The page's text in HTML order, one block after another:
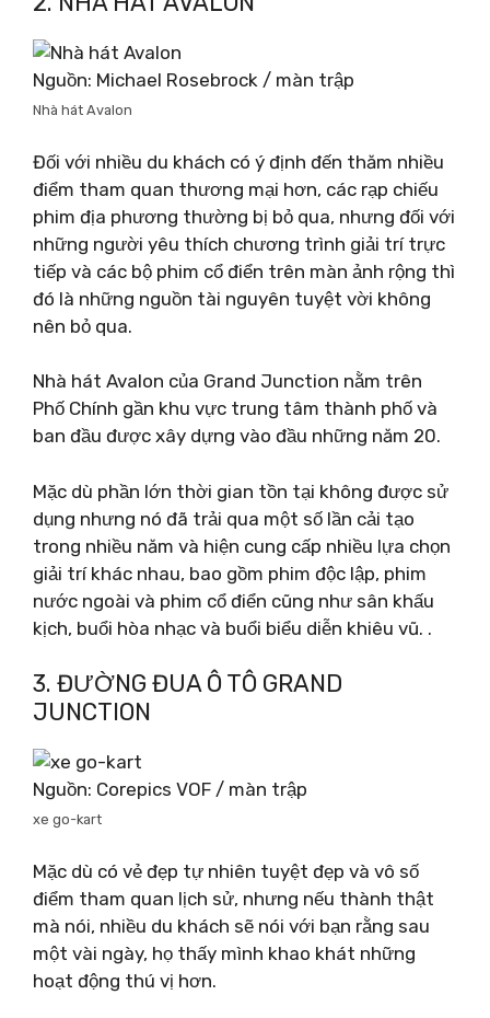
Nguồn: Michael Rosebrock / màn trập
Nhà hát Avalon
Đối với nhiều du khách có ý định đến thăm nhiều
điểm tham quan thương mại hơn, các rạp chiếu
phim địa phương thường bị bỏ qua, nhưng đối với
những người yêu thích chương trình giải trí trực
tiếp và các bộ phim cổ điển trên màn ảnh rộng thì
đó là những nguồn tài nguyên tuyệt vời không
nên bỏ qua.
Nhà hát Avalon của Grand Junction nằm trên
Phố Chính gần khu vực trung tâm thành phố và
ban đầu được xây dựng vào đầu những năm 20.
Mặc dù phần lớn thời gian tồn tại không được sử
dụng nhưng nó đã trải qua một số lần cải tạo
trong nhiều năm và hiện cung cấp nhiều lựa chọn
giải trí khác nhau, bao gồm phim độc lập, phim
nước ngoài và phim cổ điển cũng như sân khấu
kịch, buổi hòa nhạc và buổi biểu diễn khiêu vũ. .
3. ĐƯỜNG ĐUA Ô TÔ GRAND
JUNCTION
Nguồn: Corepics VOF / màn trập
xe go-kart
Mặc dù có vẻ đẹp tự nhiên tuyệt đẹp và vô số
điểm tham quan lịch sử, nhưng nếu thành thật
mà nói, nhiều du khách sẽ nói với bạn rằng sau
một vài ngày, họ thấy mình khao khát những
hoạt động thú vị hơn.